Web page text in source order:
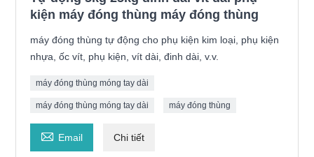
kiện máy đóng thùng máy đóng thùng
máy đóng thùng tự động cho phụ kiện kim loại, phụ kiện
nhựa, ốc vít, phụ kiện, vít dài, đinh dài, v.v.
máy đóng thùng móng tay dài
máy đóng thùng móng tay dài máy đóng thùng
 Email Chi tiết